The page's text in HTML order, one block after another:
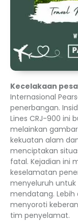
Kecelakaan
Internasional
penerbangan.
Lines CRJ-900 ini
melainkan
kekuatan alam
menciptakan
fatal. Kejadian ini
keselamatan
menyeluruh
mendatang. Lebih
menyoroti
tim penyelamat.